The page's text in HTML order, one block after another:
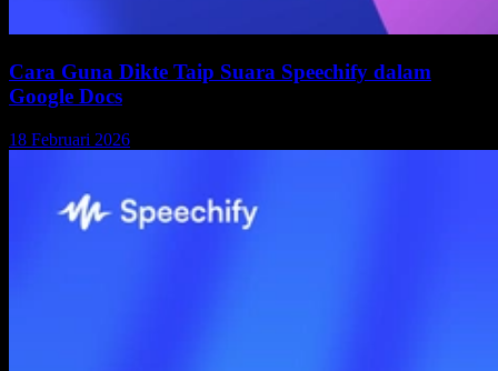
Cara Guna Dikte Taip Suara Speechify dalam
Google Docs
18 Februari 2026